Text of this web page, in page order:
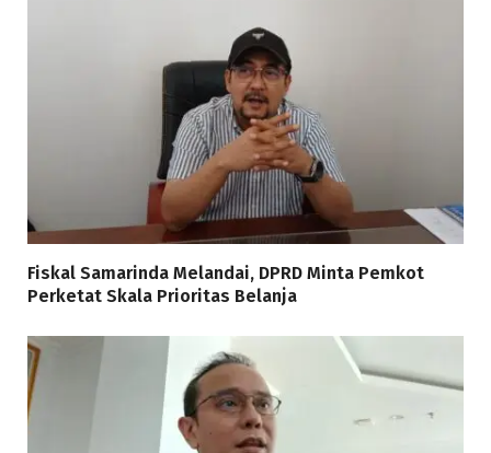
Fiskal Samarinda Melandai, DPRD Minta Pemkot
Perketat Skala Prioritas Belanja